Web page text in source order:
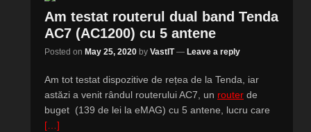
Am testat routerul dual band Tenda
AC7 (AC1200) cu 5 antene
Posted on May 25, 2020 by VastIT — Leave a reply
Am tot testat dispozitive de rețea de la Tenda, iar
astăzi a venit rândul routerului AC7, un router de
buget (139 de lei la eMAG) cu 5 antene, lucru care
[…]